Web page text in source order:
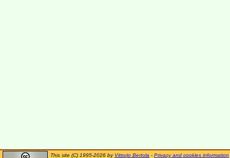
This site (C) 1995-2026 by Vittorio Bertola - Privacy and cookies information